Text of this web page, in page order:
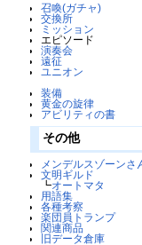
召喚(ガチャ)
交換所
ミッション
エピソード
演奏会
遠征
ユニオン
装備
黄金の旋律
アビリティの書
その他
メンデルスゾーンさ
文明ギルド
┗オートマタ
用語集
各種考察
楽団員トランプ
関連商品
旧データ倉庫